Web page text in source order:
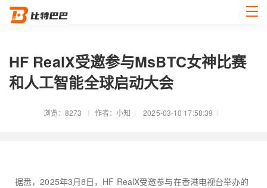
HF RealX受邀参与MsBTC女神比赛
和人工智能全球启动大会
浏览：8273 作者：小知 2025-03-10 17:58:39
据悉，2025年3月8日，HF RealX受邀参与在香港电视台举办的